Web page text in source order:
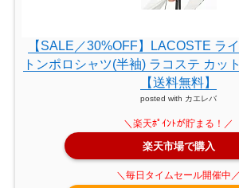
【SALE／30%OFF】LACOSTE ラ
トンポロシャツ(半袖) ラコステ カッ
【送料無料】
posted with カエレバ
楽天市場で購入